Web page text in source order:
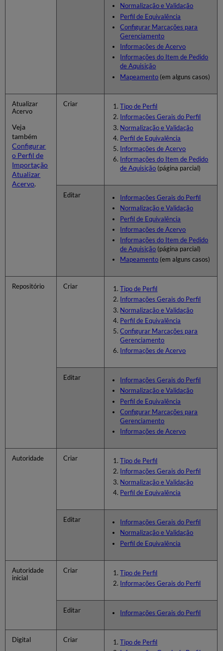
Área
da
Comunidade
Normalização e Validação
Perfil de Equivalência
Configurar Marcações para
Gerenciamento
Informações de Acervo
Informações do Item de Pedido
de Aquisição
Mapeamento (em alguns casos)
Atualizar
Acervo
Veja
também
Configurar
o Perfil de
Importação
Atualizar
Acervo.
Criar
Tipo de Perfil
Informações Gerais do Perfil
Normalização e Validação
Perfil de Equivalência
Informações de Acervo
Informações do Item de Pedido
de Aquisição (página parcial)
Editar
Informações Gerais do Perfil
Normalização e Validação
Perfil de Equivalência
Informações de Acervo
Informações do Item de Pedido
de Aquisição (página parcial)
Mapeamento (em alguns casos)
Repositório Criar
Tipo de Perfil
Informações Gerais do Perfil
Normalização e Validação
Perfil de Equivalência
Configurar Marcações para
Gerenciamento
Informações de Acervo
Editar
Informações Gerais do Perfil
Normalização e Validação
Perfil de Equivalência
Configurar Marcações para
Gerenciamento
Informações de Acervo
Autoridade Criar
Tipo de Perfil
Informações Gerais do Perfil
Normalização e Validação
Perfil de Equivalência
Editar
Informações Gerais do Perfil
Normalização e Validação
Perfil de Equivalência
Autoridade
inicial
Criar
Tipo de Perfil
Informações Gerais do Perfil
Editar Informações Gerais do Perfil
Digital Criar
Tipo de Perfil